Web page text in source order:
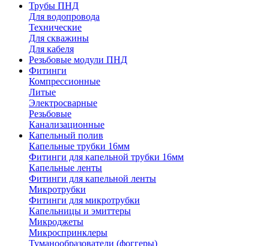
Трубы ПНД
Для водопровода
Технические
Для скважины
Для кабеля
Резьбовые модули ПНД
Фитинги
Компрессионные
Литые
Электросварные
Резьбовые
Канализационные
Капельный полив
Капельные трубки 16мм
Фитинги для капельной трубки 16мм
Капельные ленты
Фитинги для капельной ленты
Микротрубки
Фитинги для микротрубки
Капельницы и эмиттеры
Микроджеты
Микроспринклеры
Туманообразователи (фоггеры)